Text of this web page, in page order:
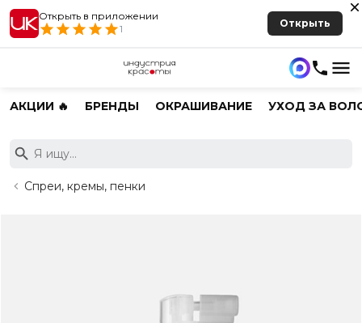
Открыть в приложении
1
Открыть
АКЦИИ 🔥 БРЕНДЫ ОКРАШИВАНИЕ УХОД ЗА
Спреи, кремы, пенки